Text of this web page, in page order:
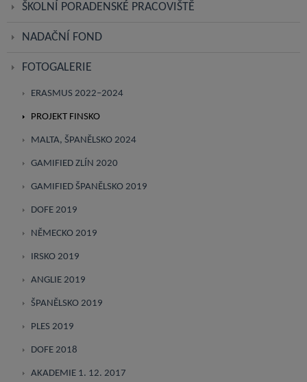
ŠKOLNÍ PORADENSKÉ PRACOVIŠTĚ
NADAČNÍ FOND
FOTOGALERIE
ERASMUS 2022–2024
PROJEKT FINSKO
MALTA, ŠPANĚLSKO 2024
GAMIFIED ZLÍN 2020
GAMIFIED ŠPANĚLSKO 2019
DOFE 2019
NĚMECKO 2019
IRSKO 2019
ANGLIE 2019
ŠPANĚLSKO 2019
PLES 2019
DOFE 2018
AKADEMIE 1. 12. 2017